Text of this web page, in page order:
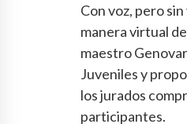
Con voz, pero
manera virtual
maestro
Juveniles y
los jurados
participantes.